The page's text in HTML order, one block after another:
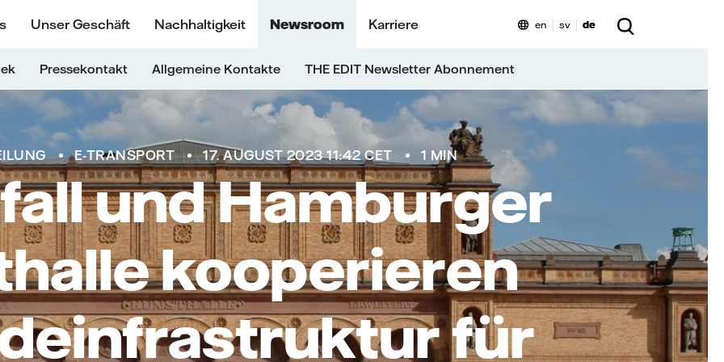
Unser Geschäft Nachhaltigkeit Newsroom Karriere
Pressekontakt Allgemeine Kontakte THE EDIT Newsletter Abonnement
en sv de
E-TRANSPORT 17. AUGUST 2023 11:42 CET 1 MIN
und Hamburger
kooperieren
für